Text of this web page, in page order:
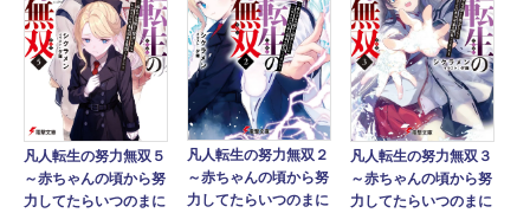
凡人転生の努力無双５
～赤ちゃんの頃から努
力してたらいつのまに
凡人転生の努力無双２
～赤ちゃんの頃から努
力してたらいつのまに
凡人転生の努力無双３
～赤ちゃんの頃から努
力してたらいつのまに